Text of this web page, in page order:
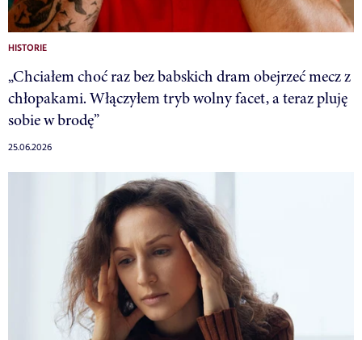
HISTORIE
„Chciałem choć raz bez babskich dram obejrzeć mecz z
chłopakami. Włączyłem tryb wolny facet, a teraz pluję
sobie w brodę”
25.06.2026